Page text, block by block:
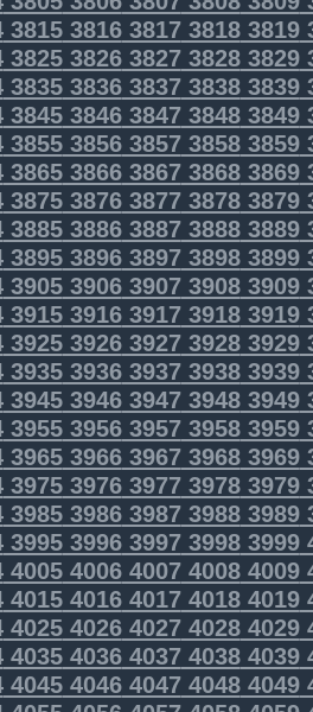
38153816381738183819
38253826382738283829
38353836383738383839
38453846384738483849
38553856385738583859
38653866386738683869
38753876387738783879
38853886388738883889
38953896389738983899
39053906390739083909
39153916391739183919
39253926392739283929
39353936393739383939
39453946394739483949
39553956395739583959
39653966396739683969
39753976397739783979
39853986398739883989
39953996399739983999
40054006400740084009
40154016401740184019
40254026402740284029
40354036403740384039
40454046404740484049